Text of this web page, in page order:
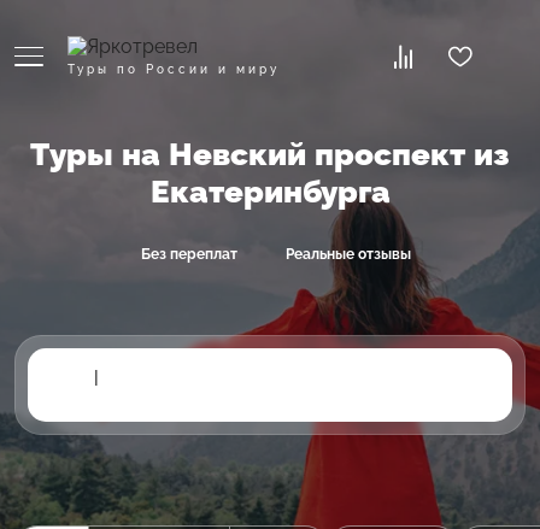
Туры по России и миру
Туры на Невский проспект из
Екатеринбурга
Без переплат Реальные отзывы
|